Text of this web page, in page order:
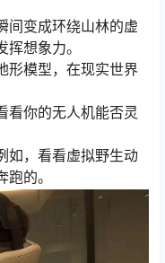
间变成环绕山林的虚
想象力。
形模型，在现实世界
看你的无人机能否灵
如，看看虚拟野生动
的。